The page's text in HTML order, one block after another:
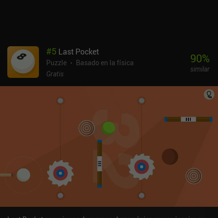
#5 Last Pocket
Puzzle
Basado en la física
Gratis
90%
similar